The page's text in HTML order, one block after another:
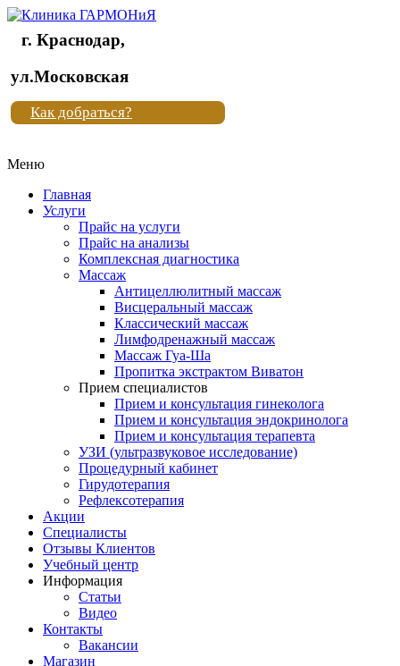
Клиника
"Новая
жизнь"
Клиника
жизнь"
г. Краснодар,
ул.Московская
Как добраться?
Меню
Главная
Услуги
Прайс на услуги
Прайс на анализы
Комплексная диагностика
Массаж
Антицеллюлитный массаж
Висцеральный массаж
Классический массаж
Лимфодренажный массаж
Массаж Гуа-Ша
Пропитка экстрактом Виватон
Прием специалистов
Прием и консультация гинеколога
Прием и консультация эндокринолога
Прием и консультация терапевта
УЗИ (ультразвуковое исследование)
Процедурный кабинет
Гирудотерапия
Рефлексотерапия
Акции
Специалисты
Отзывы Клиентов
Учебный центр
Информация
Статьи
Видео
Контакты
Вакансии
Магазин